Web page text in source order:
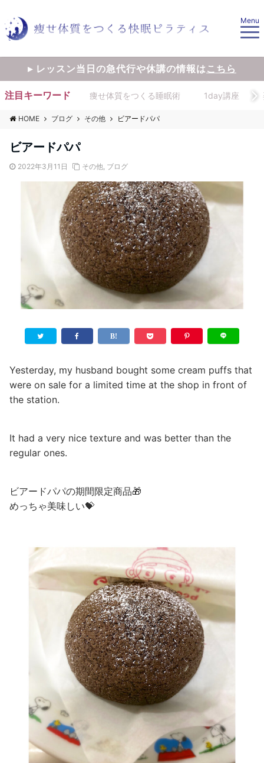
Menu
▸ レッスン当日の急代行や休講の情報はこちら
注目キーワード 痩せ体質をつくる睡眠術 1day講座
HOME ブログ その他 ビアードパパ
ビアードパパ
2022年3月11日 その他, ブログ
Yesterday, my husband bought some cream puffs that
were on sale for a limited time at the shop in front of
the station.
It had a very nice texture and was better than the
regular ones.
ビアードパパの期間限定商品🎁
めっちゃ美味しい💝